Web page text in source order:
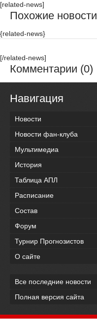
[related-news]
Похожие новости
{related-news}
[/related-news]
Комментарии (0)
Навигация
Новости
Новости фан-клуба
Мультимедиа
История
Таблица АПЛ
Расписание
Состав
Форум
Турнир Прогнозистов
О сайте
Все последние новости
Полная версия сайта